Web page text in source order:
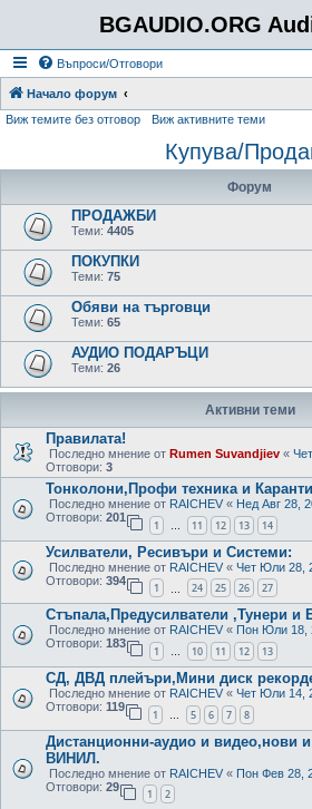
BGAUDIO.ORG
Въпроси/Отговори
Начало форум
Виж темите без отговор Виж активните теми
Купува/
Форум
ПРОДАЖБИ
Теми: 4405
ПОКУПКИ
Теми: 75
Обяви на търговци
Теми: 65
АУДИО ПОДАРЪЦИ
Теми: 26
Активни теми
Правилата!
Последно мнение от Rumen Suvandjiev «
Отговори: 3
Тонколони,Профи техника и
Последно мнение от RAICHEV « Нед Авг 28,
Отговори: 201
1 … 11 12 13 14
Усилватели, Ресивъри и Системи:
Последно мнение от RAICHEV « Чет Юли 28,
Отговори: 394
1 24 25 26 27
Стъпала,Предусилватели ,Тунери и
Последно мнение от RAICHEV « Пон Юли 18,
Отговори: 183
1 … 10 11 12 13
СД, ДВД плейъри,Мини диск
Последно мнение от RAICHEV « Чет Юли 14,
Отговори: 119
1 … 5 6 7 8
Дистанционни-аудио и видео,нови
ВИНИЛ.
Последно мнение от RAICHEV « Пон Фев 28,
Отговори: 29
1 2